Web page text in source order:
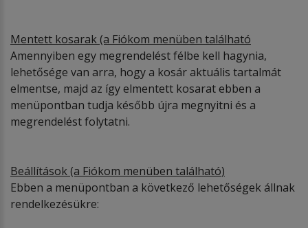
Mentett kosarak (a Fiókom menüben található
Amennyiben egy megrendelést félbe kell hagynia,
lehetősége van arra, hogy a kosár aktuális tartalmát
elmentse, majd az így elmentett kosarat ebben a
menüpontban tudja később újra megnyitni és a
megrendelést folytatni.
Beállítások (a Fiókom menüben található)
Ebben a menüpontban a következő lehetőségek állnak
rendelkezésükre: